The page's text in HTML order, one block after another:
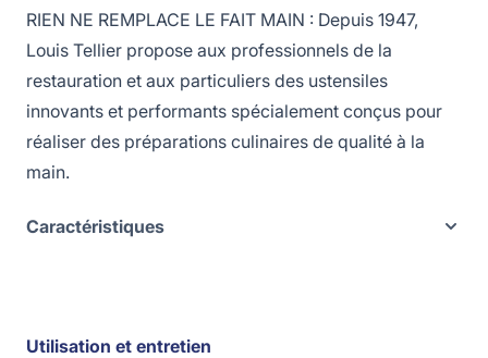
RIEN NE REMPLACE LE FAIT MAIN : Depuis 1947,
Louis Tellier propose aux professionnels de la
restauration et aux particuliers des ustensiles
innovants et performants spécialement conçus pour
réaliser des préparations culinaires de qualité à la
main.
Caractéristiques
Utilisation et entretien